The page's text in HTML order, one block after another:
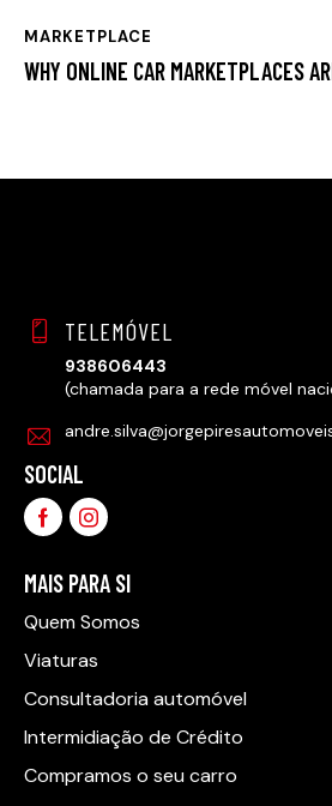
MARKETPLACE
WHY ONLINE CAR MARKETPLACES
TELEMÓVEL
938606443
(chamada para a rede móvel
SOCIAL
MAIS PARA SI
Quem Somos
Viaturas
Consultadoria automóvel
Intermidiação de Crédito
Compramos o seu carro